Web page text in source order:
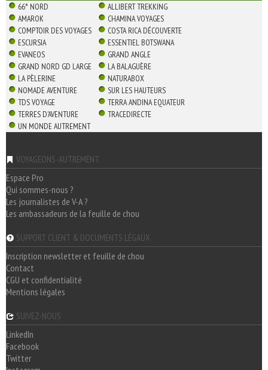
66° NORD
ALLIBERT TREKKING
AMAROK
CHAMINA VOYAGES
COMPTOIR DES VOYAGES
COSTA RICA DÉCOUVERTE
ESCURSIA
ESSENTIEL BOTSWANA
EVANEOS
GRAND ANGLE
GRAND NORD GD LARGE
LA BALAGUÈRE
LA PÈLERINE
NATURABOX
NOMADE AVENTURE
SUR LES HAUTEURS
TDS VOYAGE
TERRA ANDINA EQUATEUR
TERRES D'AVENTURE
TRACEDIRECTE
UN MONDE AUTREMENT
VOYAGEONS-AUTREMENT
Espace Pro
Qui sommes-nous ?
Les journalistes de V-A ?
Les ambassadeurs de la feuille de chou
SUPPORT CLIENT & DOCUMENTS LÉGAUX
Inscription newsletter et feuille de chou
Contact
CGU et confidentialité
Mentions légales
SUIVEZ-NOUS
LinkedIn
Facebook
Twitter